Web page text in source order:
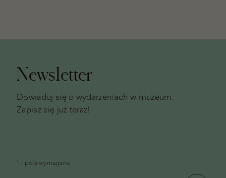
Stopka
Newsletter
Dowiaduj się o wydarzeniach w muzeum.
Zapisz się już teraz!
* - pola wymagane